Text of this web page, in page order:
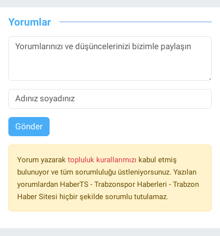
Yorumlar
Gönder
Yorum yazarak topluluk kurallarımızı kabul etmiş
bulunuyor ve tüm sorumluluğu üstleniyorsunuz. Yazılan
yorumlardan HaberTS - Trabzonspor Haberleri - Trabzon
Haber Sitesi hiçbir şekilde sorumlu tutulamaz.